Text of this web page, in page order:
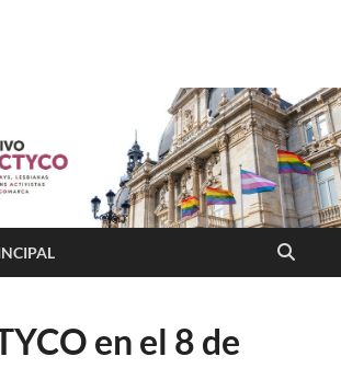
GALACTYCO
"Colectivo GALACTYCO"
en el 8 de